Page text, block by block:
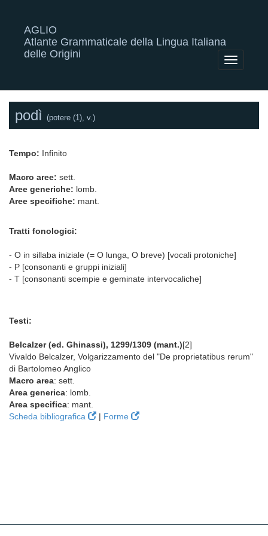
AGLIO
Atlante Grammaticale della Lingua Italiana
delle Origini
Toggle
podì (potere (1), v.)
Tempo: Infinito
Macro aree: sett.
Aree generiche: lomb.
Aree specifiche: mant.
Tratti fonologici:
- O in sillaba iniziale (= O lunga, O breve) [vocali protoniche]
- P [consonanti e gruppi iniziali]
- T [consonanti scempie e geminate intervocaliche]
Testi:
Belcalzer (ed. Ghinassi), 1299/1309 (mant.)[2]
Vivaldo Belcalzer, Volgarizzamento del "De proprietatibus rerum"
di Bartolomeo Anglico
Macro area: sett.
Area generica: lomb.
Area specifica: mant.
Scheda bibliografica
| Forme